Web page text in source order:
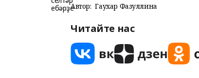
Автор: Гаухар Фазуллина
Читайте нас